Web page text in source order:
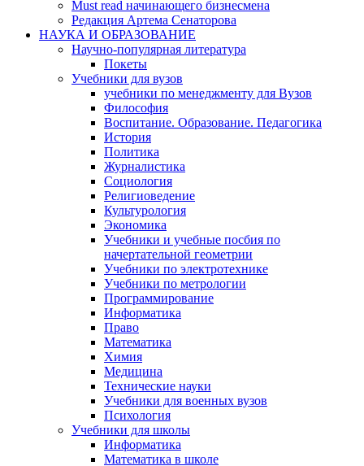
Must read начинающего бизнесмена
Редакция Артема Сенаторова
НАУКА И ОБРАЗОВАНИЕ
Научно-популярная литература
Покеты
Учебники для вузов
учебники по менеджменту для Вузов
Философия
Воспитание. Образование. Педагогика
История
Политика
Журналистика
Социология
Религиоведение
Культурология
Экономика
Учебники и учебные посбия по
начертательной геометрии
Учебники по электротехнике
Учебники по метрологии
Программирование
Информатика
Право
Математика
Химия
Медицина
Технические науки
Учебники для военных вузов
Психология
Учебники для школы
Информатика
Математика в школе